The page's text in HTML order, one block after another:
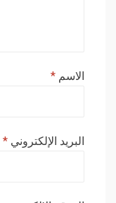
الاسم *
البريد الإلكتروني *